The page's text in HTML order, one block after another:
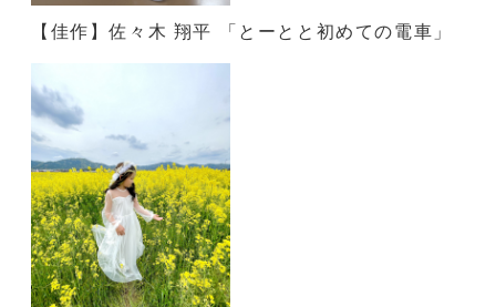
【佳作】佐々木 翔平 「とーとと初めての電車」